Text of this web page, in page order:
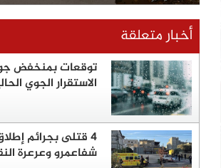
أخبار متعلقة
توقعات بمنخفض
الاستقرار الجوي
4 قتلى بجرائم
شفاعمرو وعرعرة